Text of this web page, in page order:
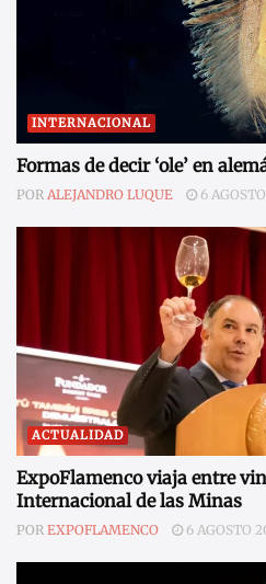
INTERNACIONAL
Formas de decir ‘ole’ en
POR ALEJANDRO LUQUE 6
ACTUALIDAD
ExpoFlamenco viaja entre
Internacional de las Minas
POR EXPOFLAMENCO 6 AGOSTO